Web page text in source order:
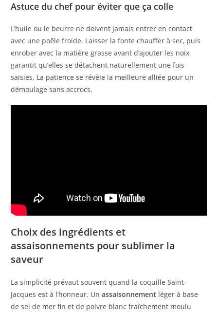
Astuce du chef pour éviter que ça colle
L’huile ou le beurre ne doivent jamais entrer en contact
avec une poêle froide. Laisser la fonte chauffer à sec, puis
enrober avec la matière grasse avant d’ajouter les noix
garantit qu’elles se détachent naturellement une fois
saisies. La patience se révèle la meilleure alliée pour un
démoulage sans accrocs.
Choix des ingrédients et
assaisonnements pour sublimer la
saveur
La simplicité prévaut souvent quand la coquille Saint-
Jacques est à l’honneur. Unassaisonnement léger à base
de sel de mer fin et de poivre blanc fraîchement moulu